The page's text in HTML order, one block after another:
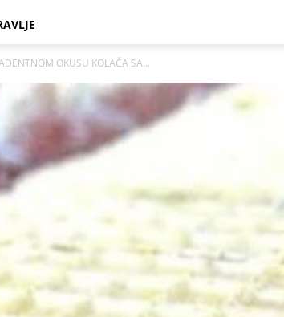
OKUSU KOLAČA SA...